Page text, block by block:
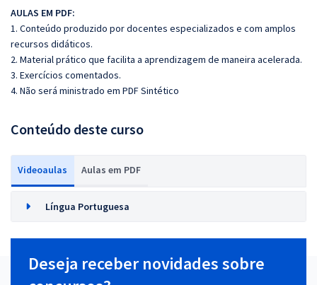
AULAS EM PDF:
1. Conteúdo produzido por docentes especializados e com amplos
recursos didáticos.
2. Material prático que facilita a aprendizagem de maneira acelerada.
3. Exercícios comentados.
4. Não será ministrado em PDF Sintético
Conteúdo deste curso
Videoaulas Aulas em PDF
Língua Portuguesa
Deseja receber novidades sobre